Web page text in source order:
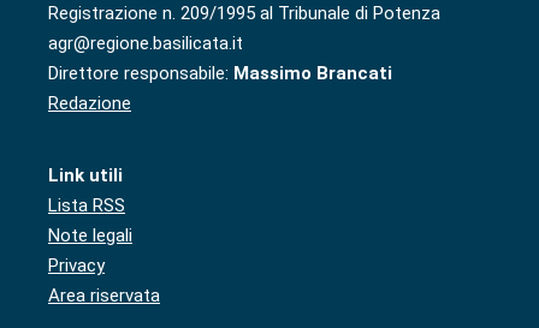
Registrazione n. 209/1995 al Tribunale di Potenza
agr@regione.basilicata.it
Direttore responsabile: Massimo Brancati
Redazione
Link utili
Lista RSS
Note legali
Privacy
Area riservata